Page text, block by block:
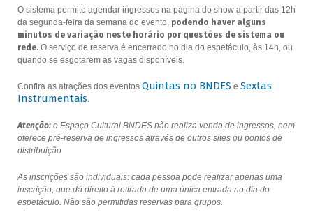
O sistema permite agendar ingressos na página do show a partir das 12h
da segunda-feira da semana do evento, podendo haver alguns
minutos de variação neste horário por questões de sistema ou
rede.O serviço de reserva é encerrado no dia do espetáculo, às 14h, ou
quando se esgotarem as vagas disponíveis.
Confira as atrações dos eventos Quintas no BNDES e Sextas
Instrumentais.
Atenção:o Espaço Cultural BNDES não realiza venda de ingressos, nem
oferece pré-reserva de ingressos através de outros sites ou pontos de
distribuição
As inscrições são individuais: cada pessoa pode realizar apenas uma
inscrição, que dá direito à retirada de uma única entrada no dia do
espetáculo. Não são permitidas reservas para grupos.